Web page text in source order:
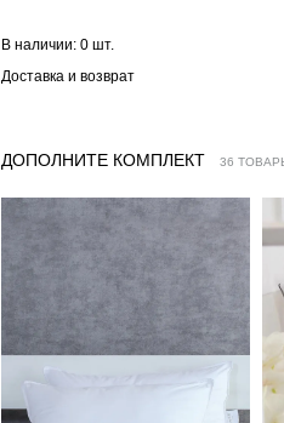
В наличии: 0 шт.
Доставка и возврат
ДОПОЛНИТЕ КОМПЛЕКТ 36